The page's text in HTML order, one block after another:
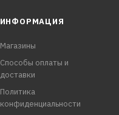
ИНФОРМАЦИЯ
Магазины
Способы оплаты и
доставки
Политика
конфиденциальности